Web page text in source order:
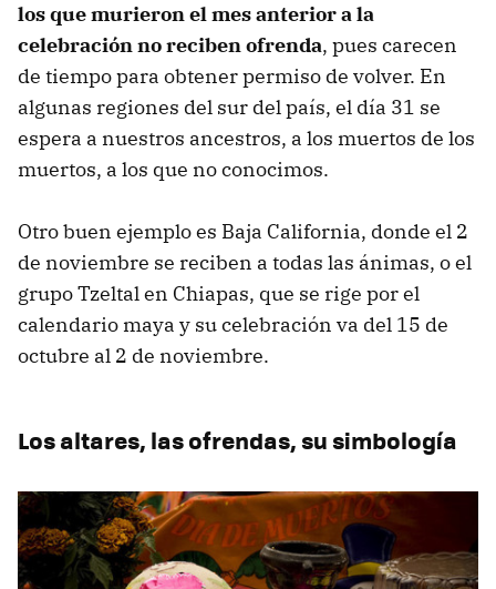
los que murieron el mes anterior a la
celebración no reciben ofrenda, pues carecen
de tiempo para obtener permiso de volver. En
algunas regiones del sur del país, el día 31 se
espera a nuestros ancestros, a los muertos de los
muertos, a los que no conocimos.
Otro buen ejemplo es Baja California, donde el 2
de noviembre se reciben a todas las ánimas, o el
grupo Tzeltal en Chiapas, que se rige por el
calendario maya y su celebración va del 15 de
octubre al 2 de noviembre.
Los altares, las ofrendas, su simbología